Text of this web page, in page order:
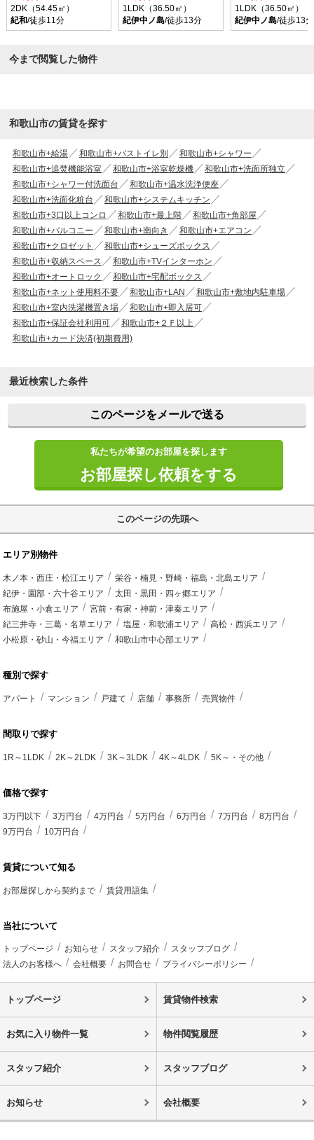
2DK（54.45㎡）
紀和/徒歩11分
1LDK（36.50㎡）
紀伊中ノ島/徒歩13分
1LDK（36.50㎡）
紀伊中ノ島/徒歩13分
今まで閲覧した物件
和歌山市の賃貸を探す
和歌山市+給湯 和歌山市+バストイレ別
和歌山市+シャワー
和歌山市+追焚機能浴室
和歌山市+浴室乾燥機
和歌山市+洗面所独立
和歌山市+シャワー付洗面台
和歌山市+温水洗浄便座
和歌山市+洗面化粧台
和歌山市+システムキッチン
和歌山市+3口以上コンロ
和歌山市+最上階
和歌山市+角部屋
和歌山市+バルコニー
和歌山市+南向き
和歌山市+エアコン
和歌山市+クロゼット
和歌山市+シューズボックス
和歌山市+収納スペース
和歌山市+TVインターホン
和歌山市+オートロック
和歌山市+宅配ボックス
和歌山市+ネット使用料不要
和歌山市+LAN
和歌山市+敷地内駐車場
和歌山市+室内洗濯機置き場
和歌山市+即入居可
和歌山市+保証会社利用可
和歌山市+２Ｆ以上
和歌山市+カード決済(初期費用)
最近検索した条件
このページをメールで送る
私たちが希望のお部屋を探します
お部屋探し依頼をする
このページの先頭へ
エリア別物件
木ノ本・西庄・松江エリア
栄谷・楠見・野崎・福島・北島エリア
紀伊・園部・六十谷エリア
太田・黒田・四ヶ郷エリア
布施屋・小倉エリア
宮前・有家・神前・津秦エリア
紀三井寺・三葛・名草エリア
塩屋・和歌浦エリア
高松・西浜エリア
小松原・砂山・今福エリア
和歌山市中心部エリア
種別で探す
アパート マンション 戸建て 店舗 事務所 売買物件
間取りで探す
1R～1LDK 2K～2LDK 3K～3LDK 4K～4LDK 5K～・その他
価格で探す
3万円以下 3万円台 4万円台 5万円台 6万円台 7万円台
8万円台
9万円台
10万円台
賃貸について知る
お部屋探しから契約まで 賃貸用語集
当社について
トップページ お知らせ スタッフ紹介
スタッフブログ
法人のお客様へ
会社概要 お問合せ プライバシーポリシー
トップページ 賃貸物件検索
お気に入り物件一覧 物件閲覧履歴
スタッフ紹介 スタッフブログ
お知らせ 会社概要